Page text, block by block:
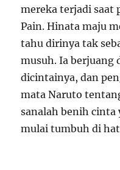
mereka terjadi saat
Pain. Hinata maju
tahu dirinya tak
musuh. Ia berjuang
dicintainya, dan
mata Naruto
sanalah benih
mulai tumbuh di